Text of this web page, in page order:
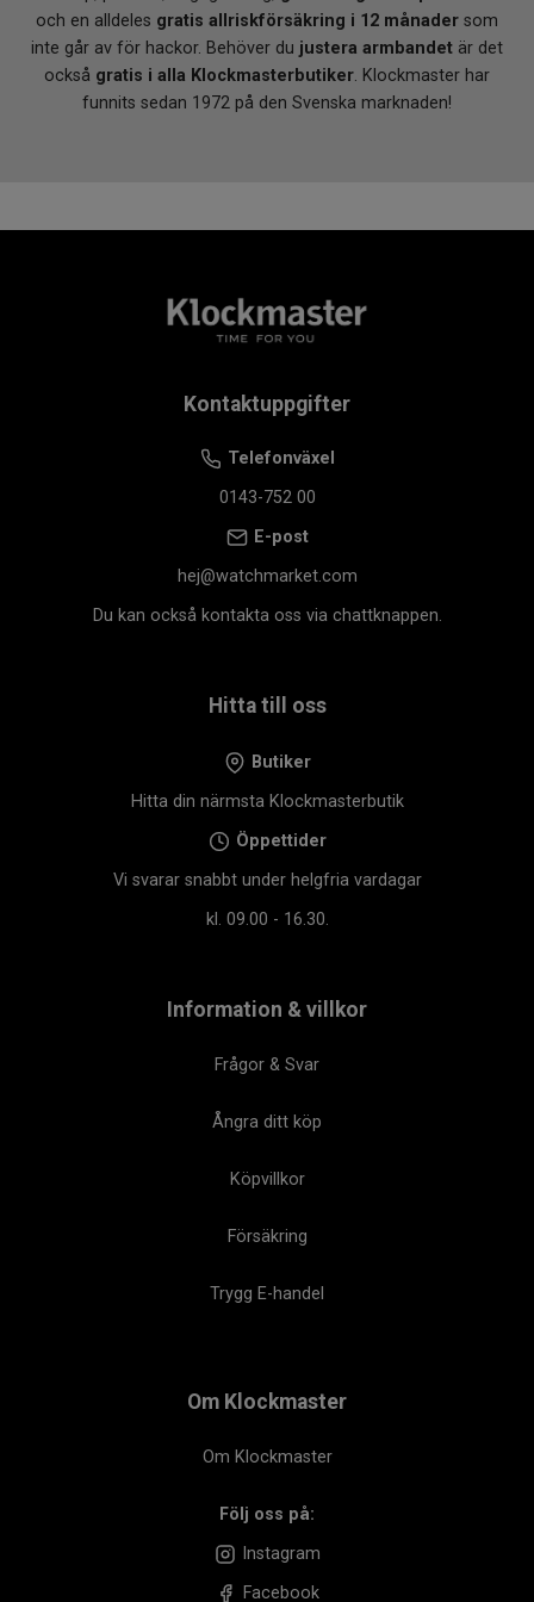
och en alldeles gratis allriskförsäkring i 12 månader som
inte går av för hackor. Behöver du justera armbandet är det
också gratis i alla Klockmasterbutiker. Klockmaster har
funnits sedan 1972 på den Svenska marknaden!
Kontaktuppgifter
Telefonväxel
0143-752 00
E-post
hej@watchmarket.com
Du kan också kontakta oss via chattknappen.
Hitta till oss
Butiker
Hitta din närmsta Klockmasterbutik
Öppettider
Vi svarar snabbt under helgfria vardagar
kl. 09.00 - 16.30.
Information & villkor
Frågor & Svar
Ångra ditt köp
Köpvillkor
Försäkring
Trygg E-handel
Om Klockmaster
Om Klockmaster
Följ oss på:
Instagram
Facebook